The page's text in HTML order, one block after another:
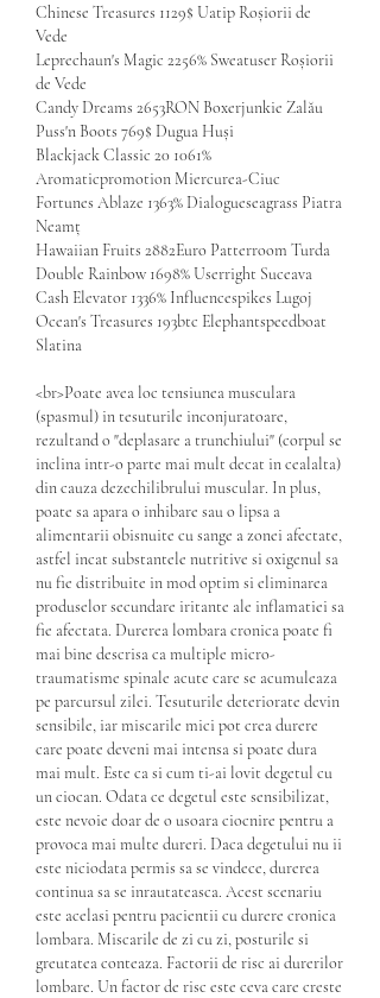
Chinese Treasures 1129$ Uatip Roșiorii de
Vede
Leprechaun's Magic 2256% Sweatuser Roșiorii
de Vede
Candy Dreams 2653RON Boxerjunkie Zalău
Puss'n Boots 769$ Dugua Huși
Blackjack Classic 20 1061%
Aromaticpromotion Miercurea-Ciuc
Fortunes Ablaze 1363% Dialogueseagrass Piatra
Neamț
Hawaiian Fruits 2882Euro Patterroom Turda
Double Rainbow 1698% Userright Suceava
Cash Elevator 1336% Influencespikes Lugoj
Ocean's Treasures 193btc Elephantspeedboat
Slatina
<br>Poate avea loc tensiunea musculara
(spasmul) in tesuturile inconjuratoare,
rezultand o "deplasare a trunchiului" (corpul se
inclina intr-o parte mai mult decat in cealalta)
din cauza dezechilibrului muscular. In plus,
poate sa apara o inhibare sau o lipsa a
alimentarii obisnuite cu sange a zonei afectate,
astfel incat substantele nutritive si oxigenul sa
nu fie distribuite in mod optim si eliminarea
produselor secundare iritante ale inflamatiei sa
fie afectata. Durerea lombara cronica poate fi
mai bine descrisa ca multiple micro-
traumatisme spinale acute care se acumuleaza
pe parcursul zilei. Tesuturile deteriorate devin
sensibile, iar miscarile mici pot crea durere
care poate deveni mai intensa si poate dura
mai mult. Este ca si cum ti-ai lovit degetul cu
un ciocan. Odata ce degetul este sensibilizat,
este nevoie doar de o usoara ciocnire pentru a
provoca mai multe dureri. Daca degetului nu ii
este niciodata permis sa se vindece, durerea
continua sa se inrautateasca. Acest scenariu
este acelasi pentru pacientii cu durere cronica
lombara. Miscarile de zi cu zi, posturile si
greutatea conteaza. Factorii de risc ai durerilor
lombare. Un factor de risc este ceva care creste